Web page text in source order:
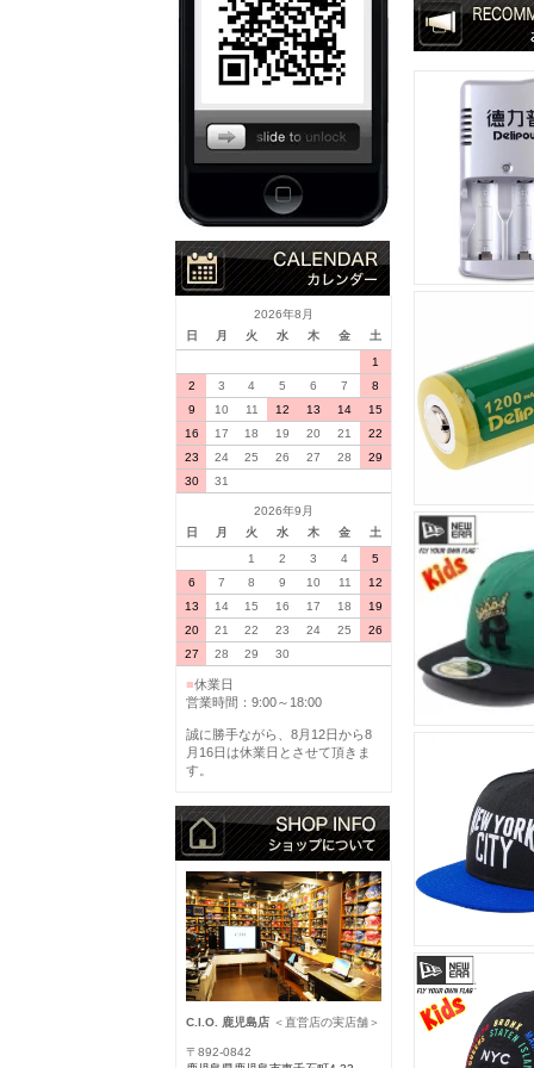
2026年8月
日
月 火 水 木 金
土
1
2
3 4 5 6 7
8
9
10 11 12 13 14
15
16
17 18 19 20 21
22
23
24 25 26 27 28
29
30
31
2026年9月
日
月 火 水 木 金
土
1
2 3 4
5
6
7 8 9 10 11
12
13
14 15 16 17 18
19
20
21 22 23 24 25
26
27
28 29 30
■休業日
営業時間：9:00～18:00
誠に勝手ながら、8月12日から8
月16日は休業日とさせて頂きま
す。
C.I.O. 鹿児島店 ＜直営店の実店舗＞
〒892-0842